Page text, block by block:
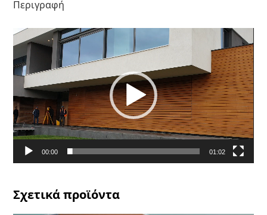
Περιγραφή
Πρόγραμμα
Αναπαραγωγής
Βίντεο
00:00 01:02
Σχετικά προϊόντα